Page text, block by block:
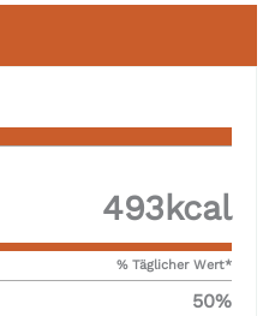
493kcal
% Täglicher Wert*
50%